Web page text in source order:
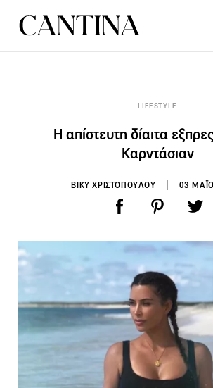
LIFESTYLE
Η απίστευτη δίαιτα
Καρντάσιαν
ΒΙΚΥ ΧΡΙΣΤΟΠΟΥΛΟΥ 03